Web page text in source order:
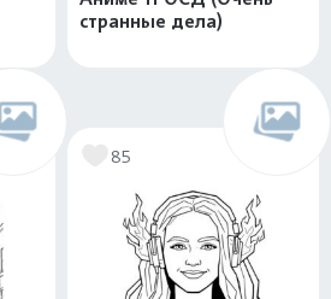
странные дела)
85